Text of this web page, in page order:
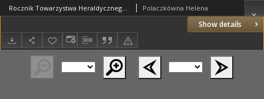
Show details
Rocznik Towarzystwa Heraldycznego we Lwowie. 1913 T.4 cz.2 Polaczkówna Helena